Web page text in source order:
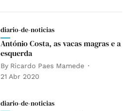
diario-de-noticias
António Costa, as vacas magras e a
esquerda
By Ricardo Paes Mamede
21 Abr 2020
diario-de-noticias